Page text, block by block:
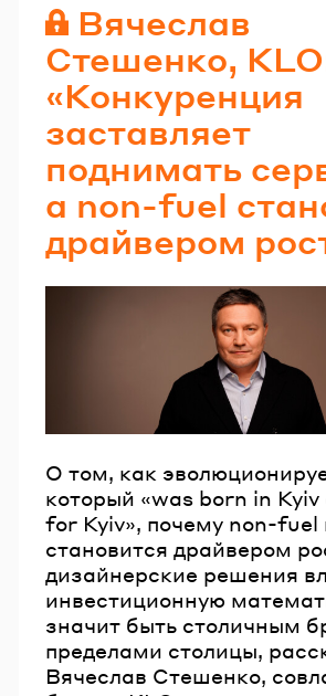
Вячеслав
Стешенко,
«Конкуренция
заставляет
поднимать
а non-fuel
драйвером
О том, как
который «was born in
for Kyiv», почему non-fuel
становится драйвером
дизайнерские решения
инвестиционную
значит быть столичным
пределами столицы,
Вячеслав Стешенко,